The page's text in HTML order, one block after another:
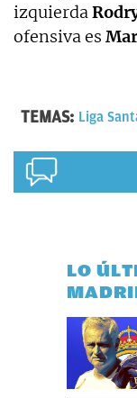
izquierda
ofensiva es
TEMAS: Liga
LO